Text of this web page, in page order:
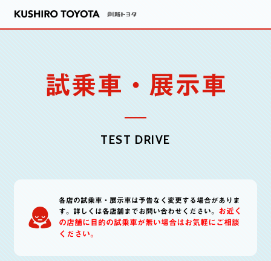
試乗車・展示車
TEST DRIVE
各店の試乗車・展示車は予告なく変更する場合がありま
す。詳しくは各店舗までお問い合わせください。 お近く
の店舗に目的の試乗車が無い場合はお気軽にご相談
ください。